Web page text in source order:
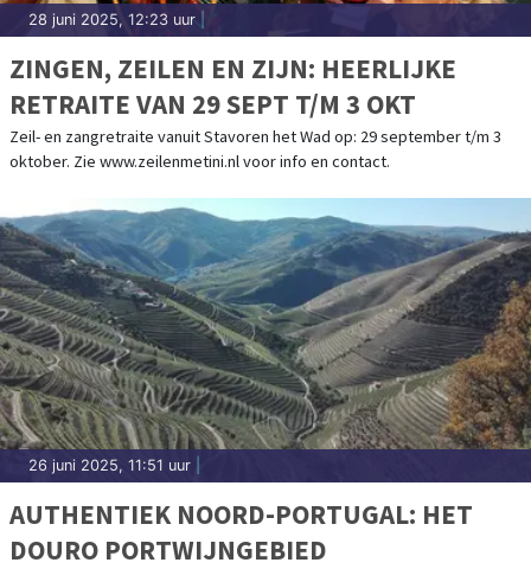
28 juni 2025, 12:23 uur
ZINGEN, ZEILEN EN ZIJN: HEERLIJKE
RETRAITE VAN 29 SEPT T/M 3 OKT
Zeil- en zangretraite vanuit Stavoren het Wad op: 29 september t/m 3
oktober. Zie www.zeilenmetini.nl voor info en contact.
26 juni 2025, 11:51 uur
AUTHENTIEK NOORD-PORTUGAL: HET
DOURO PORTWIJNGEBIED